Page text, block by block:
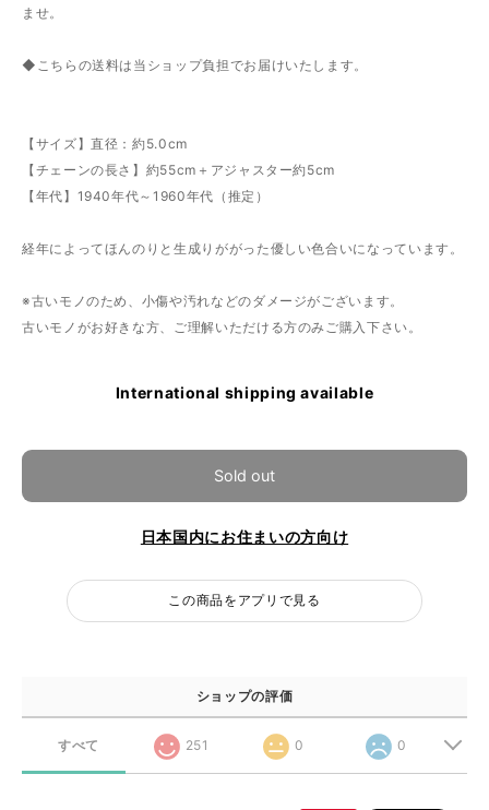
ませ。
◆こちらの送料は当ショップ負担でお届けいたします。
【サイズ】直径：約5.0cm
【チェーンの長さ】約55cm＋アジャスター約5cm
【年代】1940年代～1960年代（推定）
経年によってほんのりと生成りががった優しい色合いになっています。
※古いモノのため、小傷や汚れなどのダメージがございます。
古いモノがお好きな方、ご理解いただける方のみご購入下さい。
International shipping available
Sold out
日本国内にお住まいの方向け
この商品をアプリで見る
ショップの評価
すべて 251 0 0